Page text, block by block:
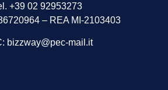
+39 02 92953273
– REA MI-2103403
bizzway@pec-mail.it